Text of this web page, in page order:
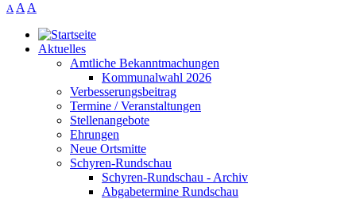
A A A
Aktuelles
Amtliche Bekanntmachungen
Kommunalwahl 2026
Verbesserungsbeitrag
Termine / Veranstaltungen
Stellenangebote
Ehrungen
Neue Ortsmitte
Schyren-Rundschau
Schyren-Rundschau - Archiv
Abgabetermine Rundschau